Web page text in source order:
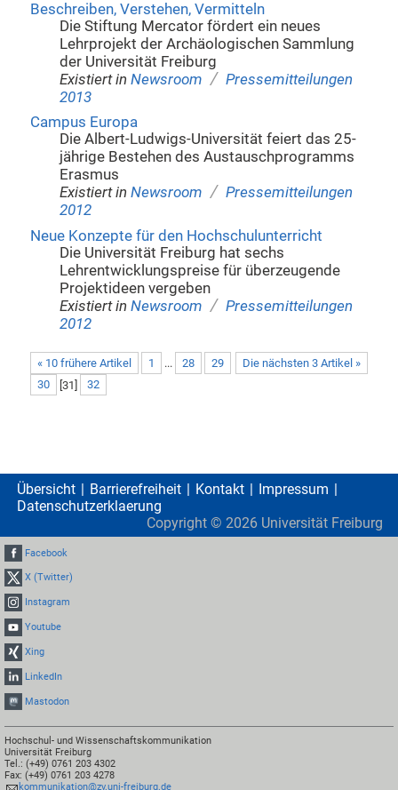
Beschreiben, Verstehen, Vermitteln
Die Stiftung Mercator fördert ein neues
Lehrprojekt der Archäologischen Sammlung
der Universität Freiburg
Existiert in Newsroom / Pressemitteilungen
2013
Campus Europa
Die Albert-Ludwigs-Universität feiert das 25-
jährige Bestehen des Austauschprogramms
Erasmus
Existiert in Newsroom / Pressemitteilungen
2012
Neue Konzepte für den Hochschulunterricht
Die Universität Freiburg hat sechs
Lehrentwicklungspreise für überzeugende
Projektideen vergeben
Existiert in Newsroom / Pressemitteilungen
2012
« 10 frühere Artikel Die nächsten 3 Artikel »
1 ... 28
29
30
[31] 32
Übersicht Barrierefreiheit Kontakt
Impressum
Datenschutzerklaerung
Copyright © 2026 Universität Freiburg
Facebook
X (Twitter)
Instagram
Youtube
Xing
LinkedIn
Mastodon
Hochschul- und Wissenschaftskommunikation
Universität Freiburg
Tel.: (+49) 0761 203 4302
Fax: (+49) 0761 203 4278
kommunikation@zv.uni-freiburg.de